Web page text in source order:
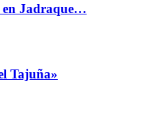
en Jadraque…
Tajuña»